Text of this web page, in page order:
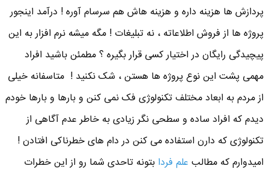
پردازش ها هزینه داره و هزینه هاش هم سرسام آوره ! درآمد اینجور
پروژه ها از فروش اطلاعاته ، نه تبلیغات ! مگه میشه نرم افزار به این
پیچیدگی رایگان در اختیار کسی قرار بگیره ؟ مطمئن باشید افراد
مهمی پشت این نوع پروژه ها هستن ، شک نکنید ! متاسفانه خیلی
از مردم به ابعاد مختلف تکنولوژی فک نمی کنن و بارها و بارها خودم
دیدم که افراد ساده و سطحی نگر زیادی به خاطر عدم آگاهی از
تکنولوژی که دارن استفاده می کنن در دام های خطرناکی افتادن !
امیدوارم که مطالب علم فردا بتونه تاحدی شما رو از این خطرات